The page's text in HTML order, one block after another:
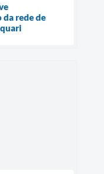
rede de